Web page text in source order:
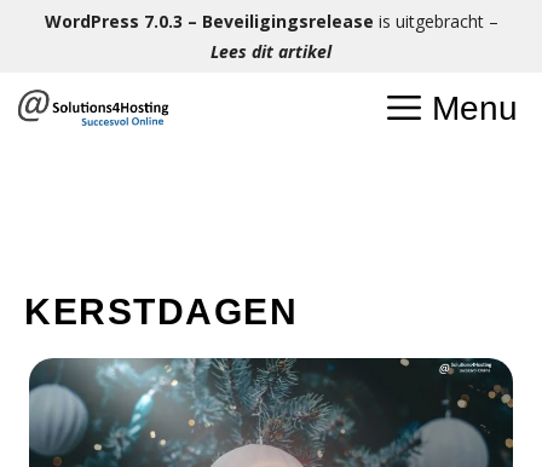
inhoud
WordPress 7.0.3 – Beveiligingsrelease is uitgebracht –
Lees dit artikel
Menu
KERSTDAGEN